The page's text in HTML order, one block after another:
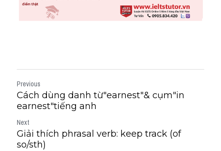
Previous
Cách dùng danh từ"earnest"& cụm"in
earnest"tiếng anh
Next
Giải thích phrasal verb: keep track (of
so/sth)